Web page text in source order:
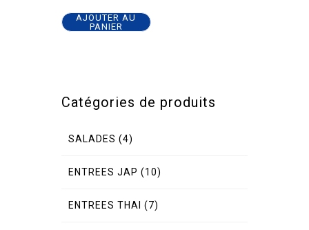
AJOUTER AU
PANIER
Catégories de produits
SALADES (4)
ENTREES JAP (10)
ENTREES THAI (7)